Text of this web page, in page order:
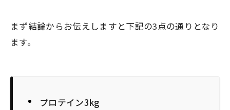
まず結論からお伝えしますと下記の3点の通りとなり
ます。
プロテイン3kg